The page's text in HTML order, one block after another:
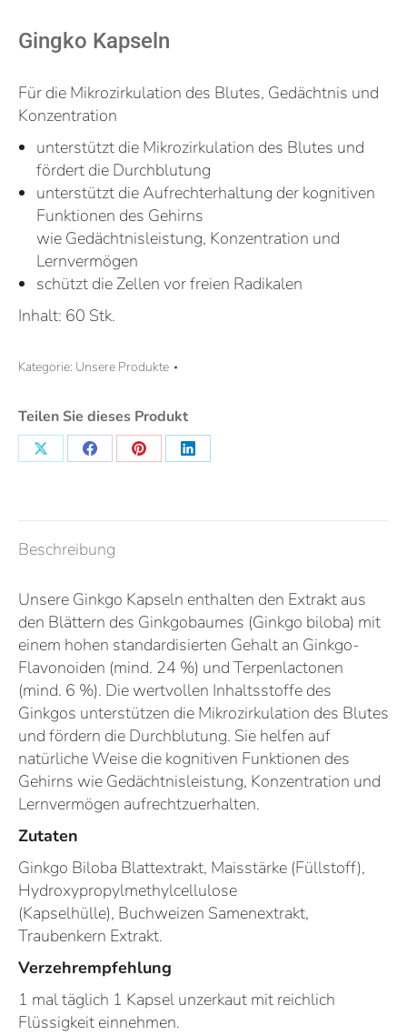
Gingko Kapseln
Für die Mikrozirkulation des Blutes, Gedächtnis und
Konzentration
unterstützt die Mikrozirkulation des Blutes und
fördert die Durchblutung
unterstützt die Aufrechterhaltung der kognitiven
Funktionen des Gehirns
wie Gedächtnisleistung, Konzentration und
Lernvermögen
schützt die Zellen vor freien Radikalen
Inhalt: 60 Stk.
Kategorie: Unsere Produkte
Teilen Sie dieses Produkt
Beschreibung
Unsere Ginkgo Kapseln enthalten den Extrakt aus
den Blättern des Ginkgobaumes (Ginkgo biloba) mit
einem hohen standardisierten Gehalt an Ginkgo-
Flavonoiden (mind. 24 %) und Terpenlactonen
(mind. 6 %). Die wertvollen Inhaltsstoffe des
Ginkgos unterstützen die Mikrozirkulation des Blutes
und fördern die Durchblutung. Sie helfen auf
natürliche Weise die kognitiven Funktionen des
Gehirns wie Gedächtnisleistung, Konzentration und
Lernvermögen aufrechtzuerhalten.
Zutaten
Ginkgo Biloba Blattextrakt, Maisstärke (Füllstoff),
Hydroxypropylmethylcellulose
(Kapselhülle), Buchweizen Samenextrakt,
Traubenkern Extrakt.
Verzehrempfehlung
1 mal täglich 1 Kapsel unzerkaut mit reichlich
Flüssigkeit einnehmen.